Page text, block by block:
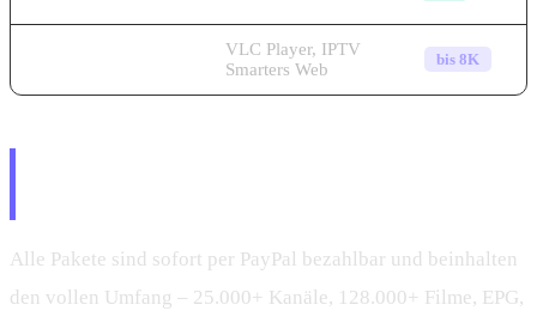
VLC Player, IPTV
Smarters Web
bis 8K
Alle Pakete sind sofort per PayPal bezahlbar und beinhalten
den vollen Umfang – 25.000+ Kanäle, 128.000+ Filme, EPG,